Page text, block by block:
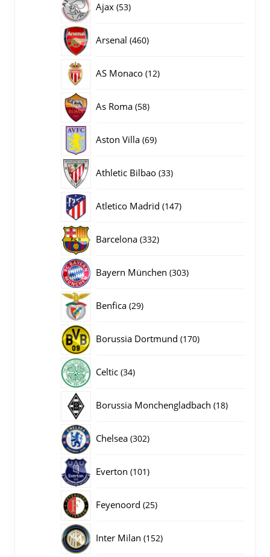
Ajax 5353
Arsenal 460460
AS Monaco 1212
As Roma 5858
Aston Villa 6969
Athletic Bilbao 3333
Atletico Madrid 147147
Barcelona 332332
Bayern München 303303
Benfica 2929
Borussia Dortmund 170170
Celtic 3434
Borussia Monchengladbach 1818
Chelsea 302302
Everton 101101
Feyenoord 2525
Inter Milan 152152